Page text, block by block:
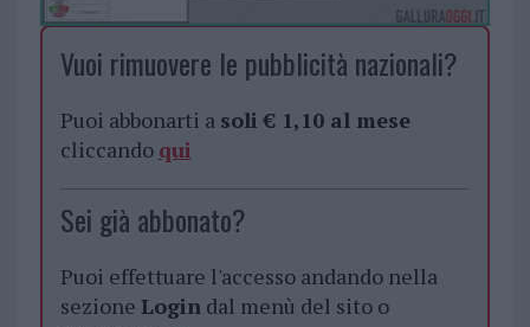
Vuoi rimuovere le pubblicità nazionali?
Puoi abbonarti a soli € 1,10 al mese
cliccando qui
Sei già abbonato?
Puoi effettuare l'accesso andando nella
sezione Logindal menù del sito o